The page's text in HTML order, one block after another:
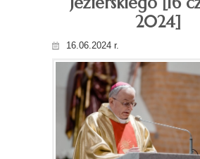
2024]
16.06.2024 r.